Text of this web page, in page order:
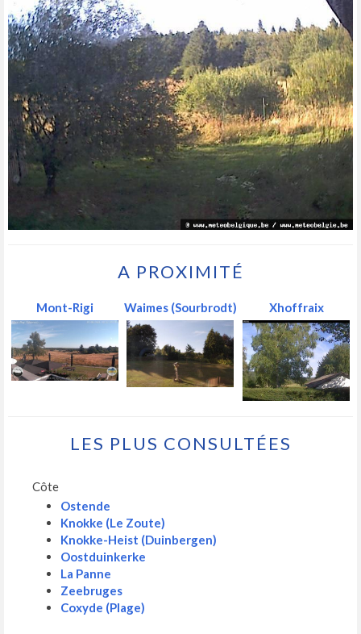
A PROXIMITÉ
Mont-Rigi Waimes (Sourbrodt) Xhoffraix
LES PLUS CONSULTÉES
Côte
Ostende
Knokke (Le Zoute)
Knokke-Heist (Duinbergen)
Oostduinkerke
La Panne
Zeebruges
Coxyde (Plage)